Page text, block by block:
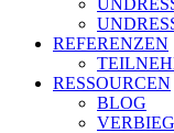
REFERENZEN
RESSOURCEN
BLOG